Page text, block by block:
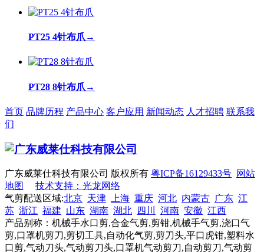
PT25 4针布爪 →
PT28 8针布爪 →
首页 品牌历程 产品中心 客户应用 新闻动态 人才招聘 联系我
们
广东威莱仕科技有限公司 版权所有 粤ICP备16129433号 网站
地图
技术支持：光龙网络
气剪配送区域:北京 天津 上海 重庆 河北 内蒙古 广东 江
苏 浙江 福建 山东 湖南 湖北 四川 河南 安徽 江西
产品别称：机械手水口剪,合金气剪,剪钳,机械手气剪,浇口气
剪,口罩机剪刀,剪切工具,自动化气剪,剪刀头,平口虎钳,塑料水
口剪,气动刀头,气动剪刀头,口罩机气动剪刀,自动剪刀,气动剪